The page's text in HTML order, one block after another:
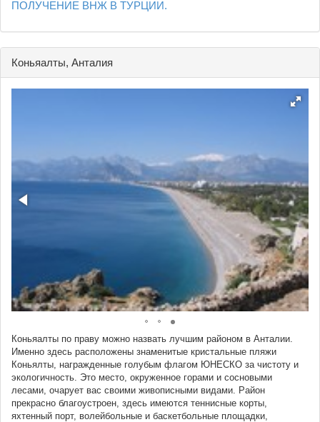
ПОЛУЧЕНИЕ ВНЖ В ТУРЦИИ.
Коньяалты, Анталия
Коньяалты по праву можно назвать лучшим районом в Анталии.
Именно здесь расположены знаменитые кристальные пляжи
Коньялты, награжденные голубым флагом ЮНЕСКО за чистоту и
экологичность. Это место, окруженное горами и сосновыми
лесами, очарует вас своими живописными видами. Район
прекрасно благоустроен, здесь имеются теннисные корты,
яхтенный порт, волейбольные и баскетбольные площадки,